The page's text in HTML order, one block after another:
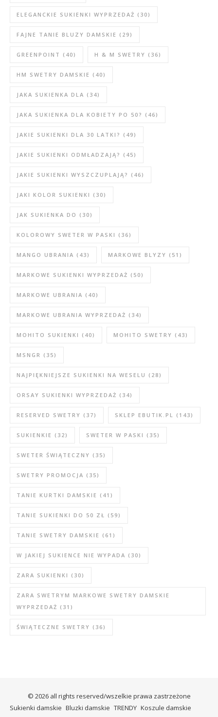
ELEGANCKIE SUKIENKI WYPRZEDAŻ (30)
FAJNE TANIE BLUZY DAMSKIE (29)
GREENPOINT (40) H & M SWETRY (36)
HM SWETRY DAMSKIE (40)
JAKA SUKIENKA DLA (34)
JAKA SUKIENKA DLA KOBIETY PO 50? (46)
JAKIE SUKIENKI DLA 30 LATKI? (49)
JAKIE SUKIENKI ODMŁADZAJĄ? (45)
JAKIE SUKIENKI WYSZCZUPLAJĄ? (46)
JAKI KOLOR SUKIENKI (30)
JAK SUKIENKA DO (30)
KOLOROWY SWETER W PASKI (36)
MANGO UBRANIA (43) MARKOWE BLYZY (51)
MARKOWE SUKIENKI WYPRZEDAŻ (50)
MARKOWE UBRANIA (40)
MARKOWE UBRANIA WYPRZEDAŻ (34)
MOHITO SUKIENKI (40) MOHITO SWETRY (43)
MSNGR (35)
NAJPIĘKNIEJSZE SUKIENKI NA WESELU (28)
ORSAY SUKIENKI WYPRZEDAŻ (34)
RESERVED SWETRY (37) SKLEP EBUTIK.PL (143)
SUKIENKIE (32) SWETER W PASKI (35)
SWETER ŚWIĄTECZNY (35)
SWETRY PROMOCJA (35)
TANIE KURTKI DAMSKIE (41)
TANIE SUKIENKI DO 50 ZŁ (59)
TANIE SWETRY DAMSKIE (61)
W JAKIEJ SUKIENCE NIE WYPADA (30)
ZARA SUKIENKI (30)
ZARA SWETRYM MARKOWE SWETRY DAMSKIE
WYPRZEDAŻ (31)
ŚWIĄTECZNE SWETRY (36)
© 2026 all rights reserved/wszelkie prawa zastrzeżone
Sukienki damskie Bluzki damskie TRENDY Koszule damskie